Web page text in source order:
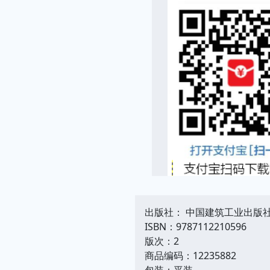
出版社： 中国建筑工业出版
ISBN：9787112210596
版次：2
商品编码：12235882